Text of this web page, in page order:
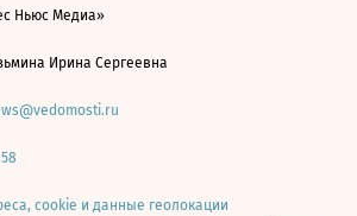
Ньюс Медиа»
Ирина Сергеевна
cookie и данные геолокации